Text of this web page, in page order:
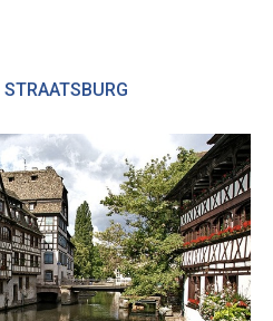
STRAATSBURG